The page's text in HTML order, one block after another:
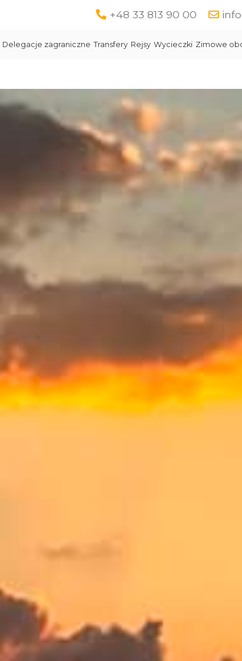
+48 33 813 90 00
Delegacje zagraniczne Transfery Rejsy Wycieczki Zimowe